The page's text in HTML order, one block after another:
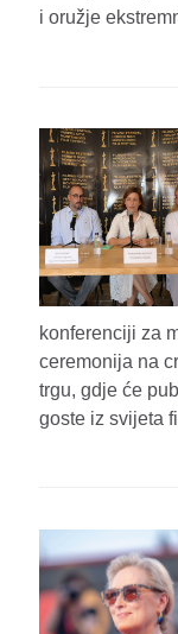
i oružje
konferenciji za
ceremonija na
trgu, gdje će
goste iz svijeta